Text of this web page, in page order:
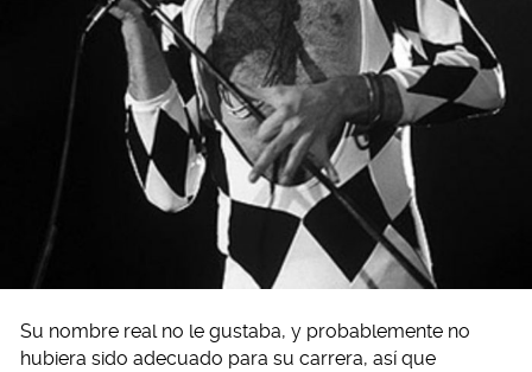
Su nombre real no le gustaba, y probablemente no
hubiera sido adecuado para su carrera, así que